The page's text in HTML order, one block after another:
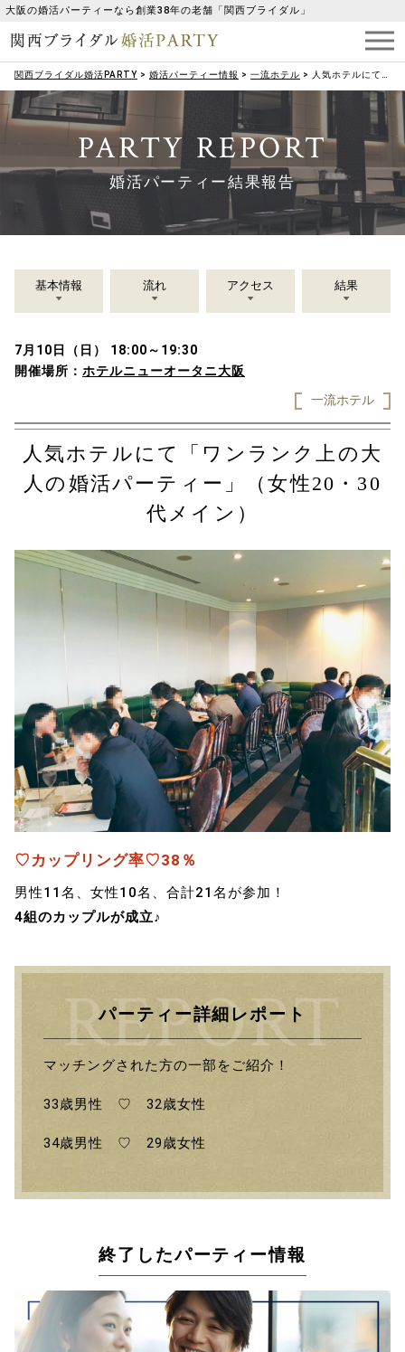
大阪の婚活パーティーなら創業38年の老舗「関西ブライダル」
関西ブライダル婚活PARTY > 婚活パーティー情報 > 一流ホテル > 人気ホテルにて「ワンランク上の大人の婚活パーティー」（女性20・30代メイン）
PARTY REPORT
婚活パーティー結果報告
基本情報 流れ アクセス 結果
7月10日（日） 18:00～19:30
開催場所： ホテルニューオータニ大阪
一流ホテル
人気ホテルにて「ワンランク上の大
人の婚活パーティー」（女性20・30
代メイン）
♡カップリング率♡38％
男性11名、女性10名、合計21名が参加！
4組のカップルが成立♪
パーティー詳細レポート
マッチングされた方の一部をご紹介！
33歳男性 ♡ 32歳女性
34歳男性 ♡ 29歳女性
終了したパーティー情報